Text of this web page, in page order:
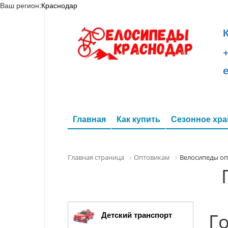
Ваш регион:Краснодар
Главная Как купить Сезонное
Главная страница Оптовикам Велосипеды
Детский транспорт